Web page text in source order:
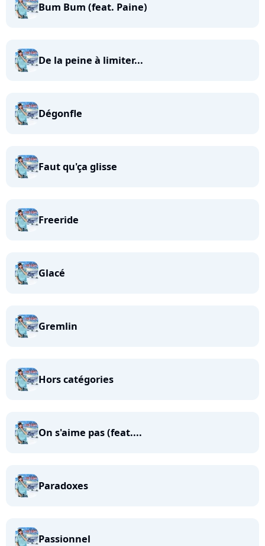
Bum Bum (feat. Paine)
De la peine à limiter...
Dégonfle
Faut qu'ça glisse
Freeride
Glacé
Gremlin
Hors catégories
On s'aime pas (feat....
Paradoxes
Passionnel